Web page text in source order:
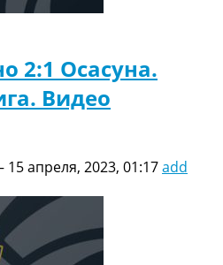
2:1 Осасуна.
Видео
15 апреля, 2023, 01:17add